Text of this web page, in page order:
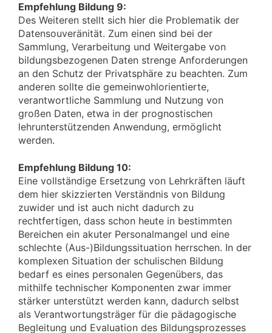
Empfehlung Bildung 9:
Des Weiteren stellt sich hier die Problematik der
Datensouveränität. Zum einen sind bei der
Sammlung, Verarbeitung und Weitergabe von
bildungsbezogenen Daten strenge Anforderungen
an den Schutz der Privatsphäre zu beachten. Zum
anderen sollte die gemeinwohlorientierte,
verantwortliche Sammlung und Nutzung von
großen Daten, etwa in der prognostischen
lehrunterstützenden Anwendung, ermöglicht
werden.
Empfehlung Bildung 10:
Eine vollständige Ersetzung von Lehrkräften läuft
dem hier skizzierten Verständnis von Bildung
zuwider und ist auch nicht dadurch zu
rechtfertigen, dass schon heute in bestimmten
Bereichen ein akuter Personalmangel und eine
schlechte (Aus-)Bildungssituation herrschen. In der
komplexen Situation der schulischen Bildung
bedarf es eines personalen Gegenübers, das
mithilfe technischer Komponenten zwar immer
stärker unterstützt werden kann, dadurch selbst
als Verantwortungsträger für die pädagogische
Begleitung und Evaluation des Bildungsprozesses